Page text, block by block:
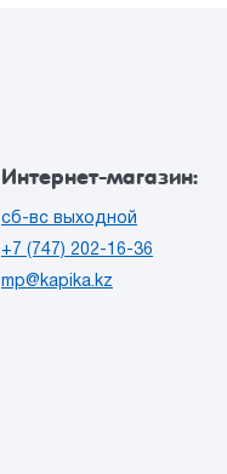
Интернет-магазин:
сб-вс выходной
+7 (747) 202-16-36
mp@kapika.kz